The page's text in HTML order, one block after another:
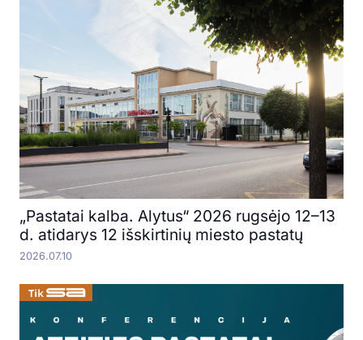
„Pastatai kalba. Alytus“ 2026 rugsėjo 12–13
d. atidarys 12 išskirtinių miesto pastatų
2026.07.10